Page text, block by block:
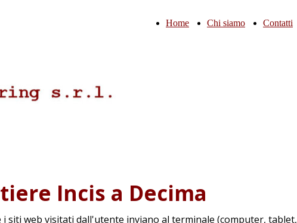
Home Chi siamo Contatti
i siti web visitati dall'utente inviano al terminale (computer, tablet,
Incis a Decima